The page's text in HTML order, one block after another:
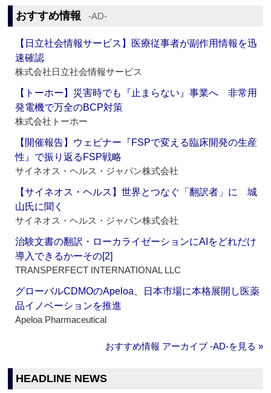
おすすめ情報 ‐AD‐
【日立社会情報サービス】医療従事者が副作用情報を迅
速確認
株式会社日立社会情報サービス
【トーホー】災害時でも『止まらない』事業へ 非常用
発電機で万全のBCP対策
株式会社トーホー
【開催報告】ウェビナー『FSPで変える臨床開発の生産
性』で振り返るFSP戦略
サイネオス・ヘルス・ジャパン株式会社
【サイネオス・ヘルス】世界とつなぐ「翻訳者」に 城
山氏に聞く
サイネオス・ヘルス・ジャパン株式会社
治験文書の翻訳・ローカライゼーションにAIをどれだけ
導入できるかーその[2]
TRANSPERFECT INTERNATIONAL LLC
グローバルCDMOのApeloa、日本市場に本格展開し医薬
品イノベーションを推進
Apeloa Pharmaceutical
おすすめ情報 アーカイブ ‐AD‐を見る »
HEADLINE NEWS